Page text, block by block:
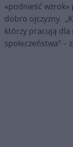
«podnieść wzrok»
dobro ojczyzny.
którzy pracują dla
społeczeństwa”